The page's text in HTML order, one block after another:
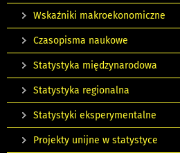
Wskaźniki makroekonomiczne
Czasopisma naukowe
Statystyka międzynarodowa
Statystyka regionalna
Statystyki eksperymentalne
Projekty unijne w statystyce